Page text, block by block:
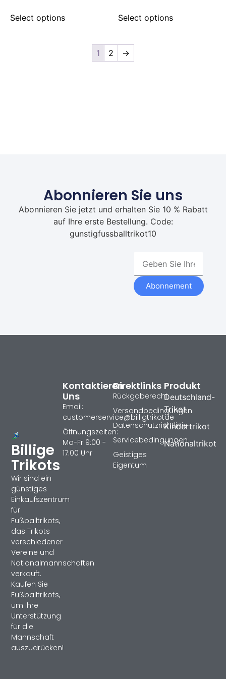
Select options Select options
1 2 →
Abonnieren Sie uns
Abonnieren Sie jetzt und erhalten Sie 10 % Rabatt
auf Ihre erste Bestellung. Code:
gunstigfussballtrikot10
Abonnement
Billige
Trikots
Wir sind ein
günstiges
Einkaufszentrum
für
Fußballtrikots,
das Trikots
verschiedener
Vereine und
Nationalmannschaften
verkauft.
Kaufen Sie
Fußballtrikots,
um Ihre
Unterstützung
für die
Mannschaft
auszudrücken!
Produkt
Deutschland-
Trikot
Kindertrikot
Nationaltrikot
Direktlinks
Rückgaberecht
Versandbedingungen
Datenschutzrichtlinie
Servicebedingungen
Geistiges
Eigentum
Kontaktieren
Uns
Email:
customerservice@billigtrikotde
Öffnungszeiten:
Mo-Fr 9:00 -
17:00 Uhr